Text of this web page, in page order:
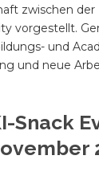
zwischen
vorgestellt.
und
und neue
Snack